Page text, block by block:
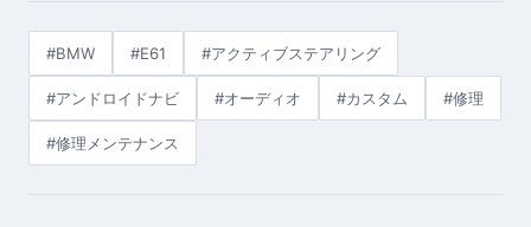
#BMW #E61 #アクティブステアリング
#アンドロイドナビ #オーディオ #カスタム #修理
#修理メンテナンス